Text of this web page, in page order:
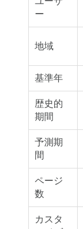
ー
地域
基準年
歴史的
期間
予測期
間
ページ
数
カスタ